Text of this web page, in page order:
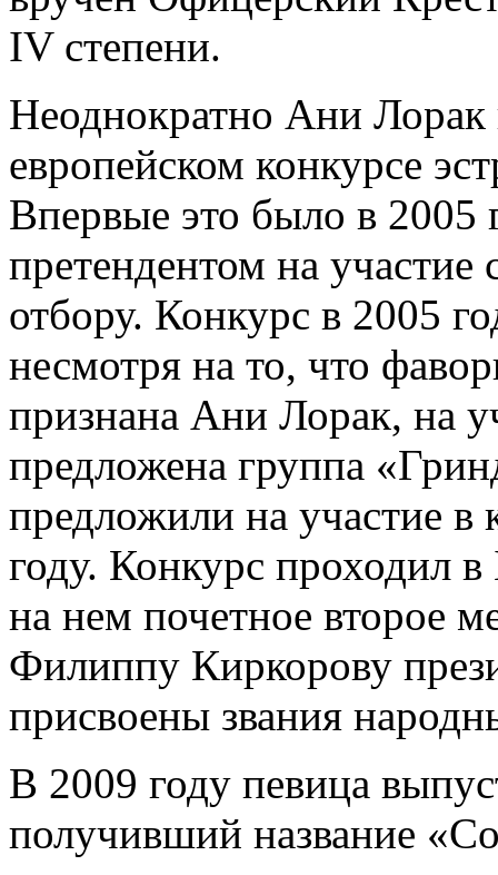
IV степени.
Неоднократно Ани Лорак
европейском конкурсе
Впервые это было в 2005
претендентом на участие
отбору. Конкурс в 2005
несмотря на то, что
признана Ани Лорак, на
предложена группа
предложили на участие в
году. Конкурс проходил
на нем почетное второе
Филиппу Киркорову
присвоены звания
В 2009 году певица
получивший название